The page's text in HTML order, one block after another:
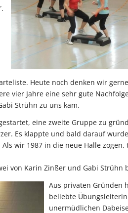
Heute noch denken wir
vier Jahre eine sehr gute
Strühn zu uns kam.
eine zweite Gruppe zu
Es klappte und bald darauf
wir 1987 in die neue Halle zogen,
von Karin Zinßer und Gabi Strühn
Aus privaten Gründen
beliebte
unermüdlichen